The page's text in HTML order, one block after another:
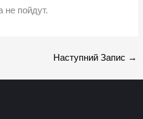
не пойдут.
Наступний Запис →